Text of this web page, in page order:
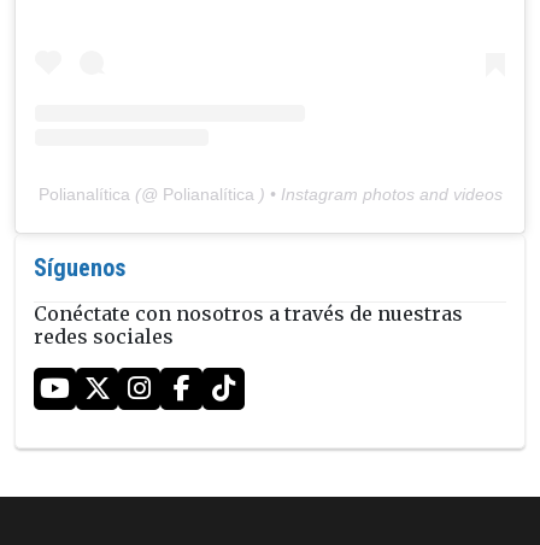
Polianalítica (@ Polianalítica ) • Instagram photos and videos
Síguenos
Conéctate con nosotros a través de nuestras
redes sociales